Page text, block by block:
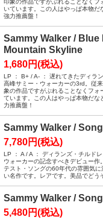
印象の作品ですがぶれることなくフ
いています。この人はやっぱ本物だ
強力推薦盤！
Sammy Walker / Blue
Mountain Skyline
1,680円(税込)
LP ： B+ / A- ： 遅れてきたディラ
高峰サミー・ウォーカーの3rd。従
象の作品ですがぶれることなくフォ
ています。この人はやっぱ本物だな
力推薦盤！
Sammy Walker /
7,780円(税込)
LP ： A / A ： ディランズ・チルド
ウォーカーの記念すべきデビュー作
テスト・ソングの60年代の雰囲気に
い名作です。レアです。美品でどう
Sammy Walker /
5,480円(税込)